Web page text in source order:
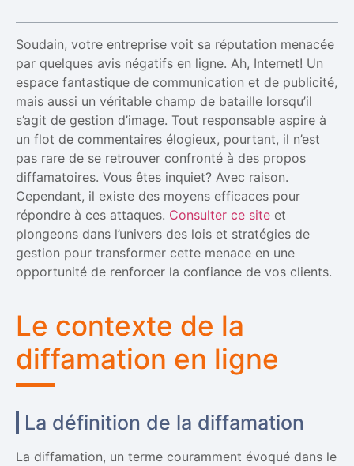
Soudain, votre entreprise voit sa réputation menacée
par quelques avis négatifs en ligne. Ah, Internet! Un
espace fantastique de communication et de publicité,
mais aussi un véritable champ de bataille lorsqu’il
s’agit de gestion d’image. Tout responsable aspire à
un flot de commentaires élogieux, pourtant, il n’est
pas rare de se retrouver confronté à des propos
diffamatoires. Vous êtes inquiet? Avec raison.
Cependant, il existe des moyens efficaces pour
répondre à ces attaques. Consulter ce site et
plongeons dans l’univers des lois et stratégies de
gestion pour transformer cette menace en une
opportunité de renforcer la confiance de vos clients.
Le contexte de la
diffamation en ligne
La définition de la diffamation
La diffamation, un terme couramment évoqué dans le